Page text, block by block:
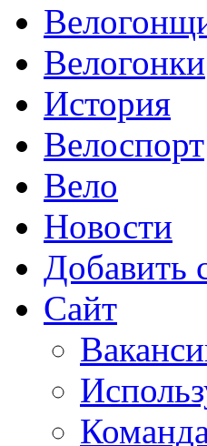
Велогонки
История
Велоспорт
Вело
Новости
Добавить
Сайт